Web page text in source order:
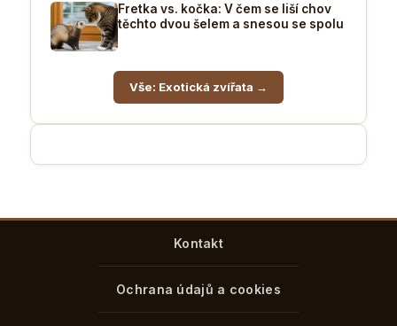
Fretka vs. kočka: V čem se liší chov
těchto dvou šelem a snesou se spolu
Vše: Exotická zvířata →
Kontakt
Ochrana údajů a cookies